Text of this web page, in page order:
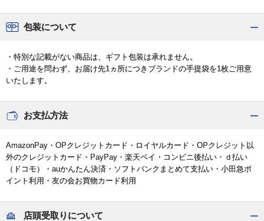
包装について
・特別な記載がない商品は、ギフト包装は承れません。
・ご用途を問わず、お届け先1ヵ所につきブランドの手提袋を1枚ご用意
いたします。
お支払方法
AmazonPay・OPクレジットカード・ロイヤルカード・OPクレジット以
外のクレジットカード・PayPay・楽天ペイ・コンビニ後払い・ｄ払い
（ドコモ）・auかんたん決済・ソフトバンクまとめて支払い・小田急ポ
イント利用・友の会お買物カード利用
店頭受取りについて